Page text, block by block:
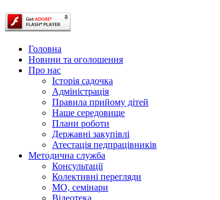
Головна
Новини та оголошення
Про нас
Історія садочка
Адміністрація
Правила прийому дітей
Наше середовище
Плани роботи
Державні закупівлі
Атестація педпрацівників
Методична служба
Консультації
Колективні перегляди
МО, семінари